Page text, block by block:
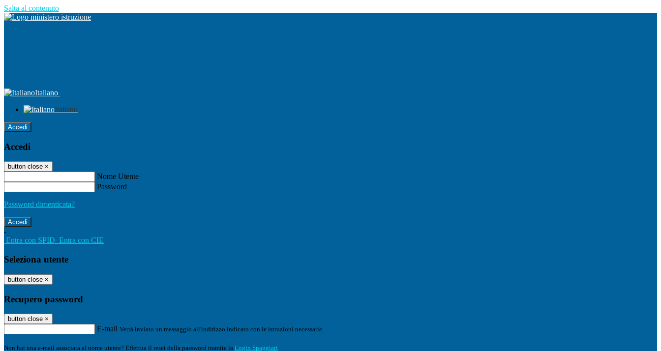
Salta al contenuto
Italiano
Italiano
Accedi
Accedi
button close ×
Nome Utente
Password
Password dimenticata?
-
Entra con SPID Entra con CIE
Seleziona utente
button close ×
Recupero password
button close ×
E-mail Verrà inviato un messaggio all'indirizzo indicato con le istruzioni necessarie.
Non hai una e-mail associata al nome utente? Effettua il reset della password tramite la Login Spaggiari